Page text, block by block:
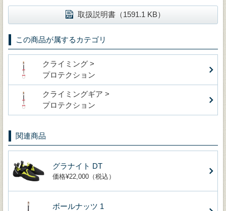
取扱説明書（1591.1 KB）
この商品が属するカテゴリ
クライミング >
プロテクション
クライミングギア >
プロテクション
関連商品
グラナイト DT
価格¥22,000（税込）
ボールナッツ 1